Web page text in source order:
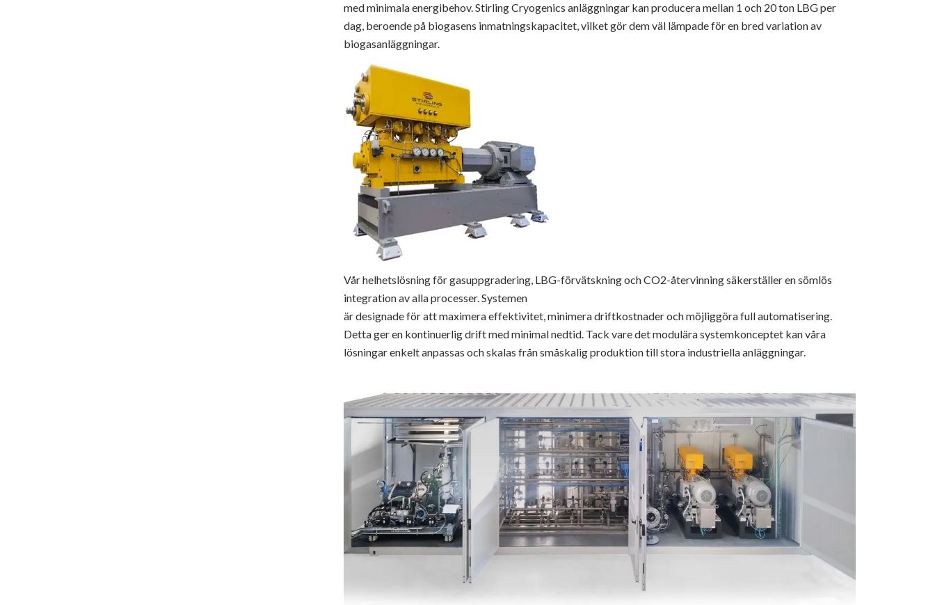
med minimala energibehov. Stirling Cryogenics anläggningar kan producera mellan 1 och 20 ton LBG per
dag, beroende på biogasens inmatningskapacitet, vilket gör dem väl lämpade för en bred variation av
biogasanläggningar.
Vår helhetslösning för gasuppgradering, LBG-förvätskning och CO2-återvinning säkerställer en sömlös
integration av alla processer. Systemen
är designade för att maximera effektivitet, minimera driftkostnader och möjliggöra full automatisering.
Detta ger en kontinuerlig drift med minimal nedtid. Tack vare det modulära systemkonceptet kan våra
lösningar enkelt anpassas och skalas från småskalig produktion till stora industriella anläggningar.